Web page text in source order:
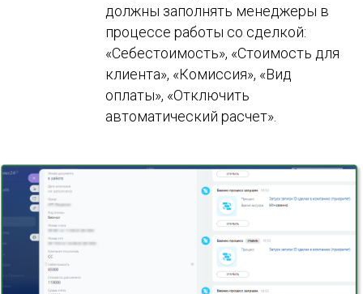
должны заполнять менеджеры в
процессе работы со сделкой:
«Себестоимость», «Стоимость для
клиента», «Комиссия», «Вид
оплаты», «Отключить
автоматический расчет».